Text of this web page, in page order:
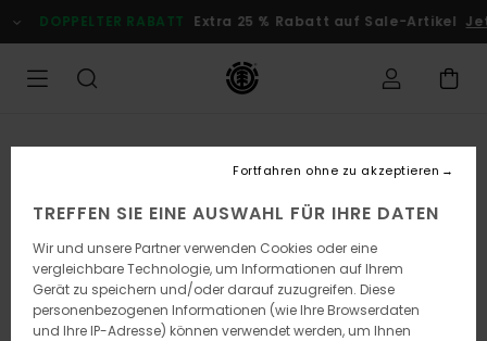
zur
Produktinformation
DOPPELTER RABATT Extra 25 % Rabatt auf Sale-Artikel
TREFFEN SIE EINE AUSWAHL FÜR IHRE DATEN
Wir und unsere Partner verwenden Cookies oder eine
vergleichbare Technologie, um Informationen auf Ihrem
Gerät zu speichern und/oder darauf zuzugreifen. Diese
personenbezogenen Informationen (wie Ihre Browserdaten
und Ihre IP-Adresse) können verwendet werden, um Ihnen
Fortfahren ohne zu akzeptieren